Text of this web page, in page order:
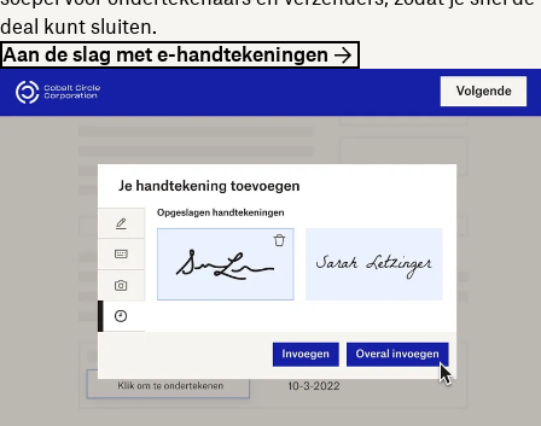
deal kunt sluiten.
Aan de slag met e-handtekeningen